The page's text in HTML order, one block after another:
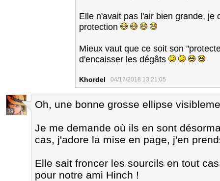
Elle n'avait pas l'air bien grande, je
protection
Mieux vaut que ce soit son
d'encaisser les dégâts
Khordel 04/17/2018 13:21:05
39
Oh, une bonne grosse ellipse
Je me demande où ils en sont
cas, j'adore la mise en page, j'en
Elle sait froncer les sourcils en tout
pour notre ami Hinch !